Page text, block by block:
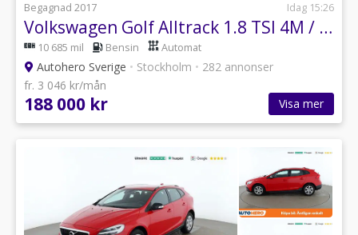
Begagnad 2017 Idag 15:26
Volkswagen Golf Alltrack 1.8 TSI 4M / Värmare, Carplay
10 685 mil Bensin Automat
Autohero Sverige • Stockholm • 282 annonser
fr. 3 046 kr/mån
188 000 kr Visa mer